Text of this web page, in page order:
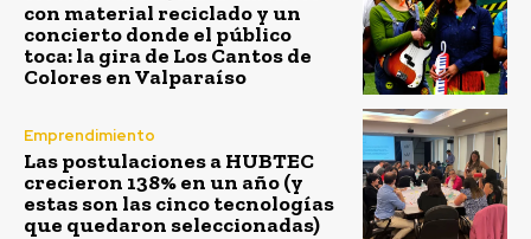
con material reciclado y un
concierto donde el público
toca: la gira de Los Cantos de
Colores en Valparaíso
Emprendimiento
Las postulaciones a HUBTEC
crecieron 138% en un año (y
estas son las cinco tecnologías
que quedaron seleccionadas)